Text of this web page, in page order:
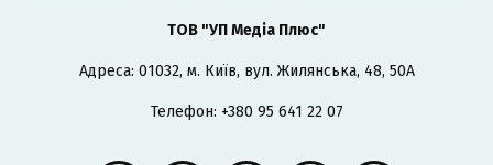
ТОВ "УП Медіа Плюс"
Адреса: 01032, м. Київ, вул. Жилянська, 48, 50А
Телефон: +380 95 641 22 07